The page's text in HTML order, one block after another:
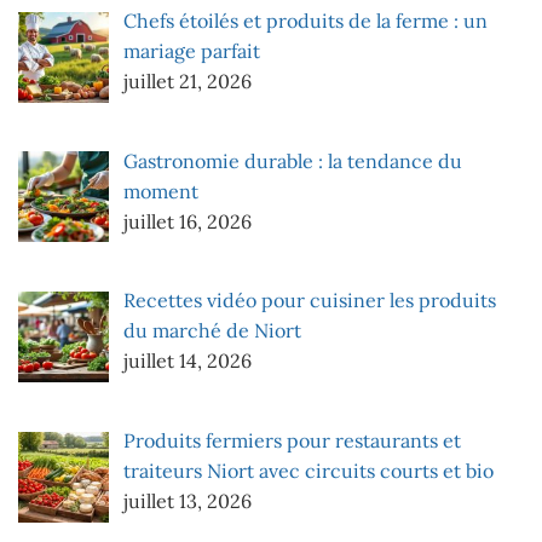
Chefs étoilés et produits de la ferme : un
mariage parfait
juillet 21, 2026
Gastronomie durable : la tendance du
moment
juillet 16, 2026
Recettes vidéo pour cuisiner les produits
du marché de Niort
juillet 14, 2026
Produits fermiers pour restaurants et
traiteurs Niort avec circuits courts et bio
juillet 13, 2026